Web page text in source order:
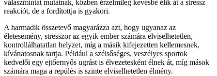
válaszmintát mutatnak, közben érzelmileg kevésbé élik át a stressz
reakciót, de a fordítottja is gyakori.
A harmadik összetevő magyarázza azt, hogy ugyanaz az
életesemény, stresszor az egyik ember számára elviselhetetlen,
kontrollálhatatlan helyzet, míg a másik kifejezetten kellemesnek,
kívánatosnak tartja. Például a szélsőséges, veszélyes sportok
kedvelői egy ejtőernyős ugrást is élvezetesként élnek át, míg mások
számára maga a repülés is szinte elviselhetetlen élmény.